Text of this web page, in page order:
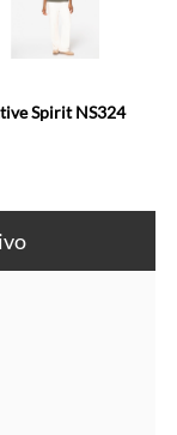
Spirit NS324